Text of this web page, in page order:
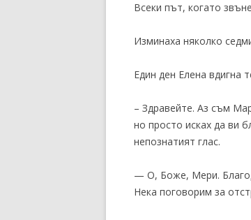
Всеки път, когато
Изминаха няколко
Един ден Елена вдигна
– Здравейте. Аз съм
но просто исках да ви
непознатият глас.
— О, Боже, Мери.
Нека поговорим за